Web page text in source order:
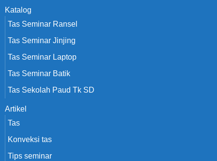
Katalog
Tas Seminar Ransel
Tas Seminar Jinjing
Tas Seminar Laptop
Tas Seminar Batik
Tas Sekolah Paud Tk SD
Artikel
Tas
Konveksi tas
Tips seminar